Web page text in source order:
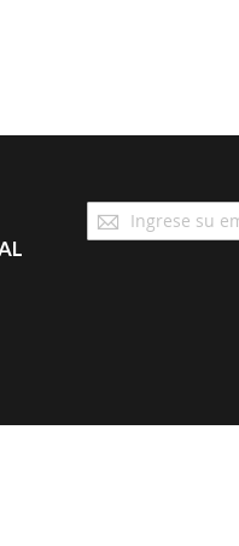
Suscríbase
a